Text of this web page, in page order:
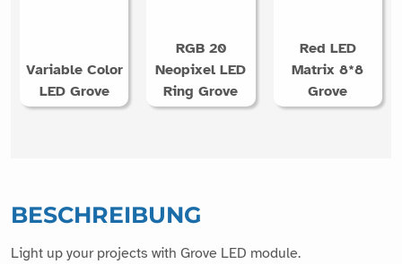
Variable Color
LED Grove
RGB 20
Neopixel LED
Ring Grove
Red LED
Matrix 8*8
Grove
BESCHREIBUNG
Light up your projects with Grove LED module.